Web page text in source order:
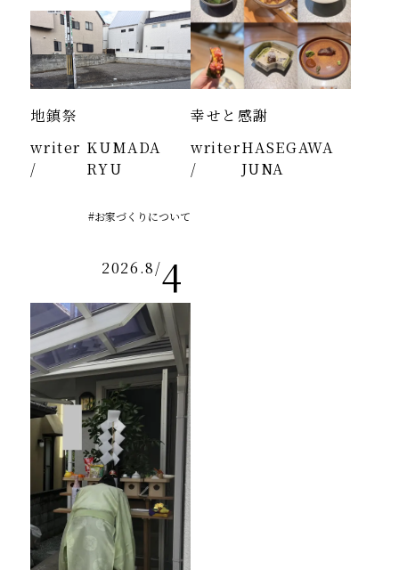
地鎮祭
writer
/
KUMADA
RYU
幸せと感謝
writer
/
HASEGAWA
JUNA
2026.8/4
#お家づくりについて